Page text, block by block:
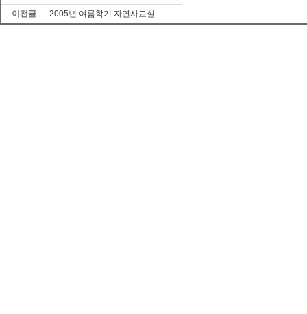
이전글
2005년 여름학기 자연사교실